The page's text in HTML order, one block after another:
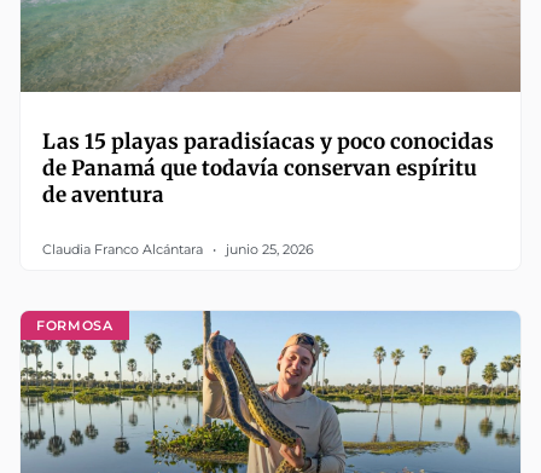
Las 15 playas paradisíacas y poco conocidas
de Panamá que todavía conservan espíritu
de aventura
Claudia Franco Alcántara junio 25, 2026
FORMOSA